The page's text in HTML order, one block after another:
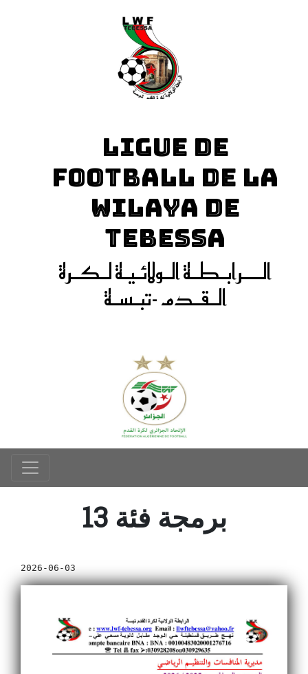
LIGUE DE
FOOTBALL DE LA
WILAYA DE
TEBESSA
الـــرابـطـة الـولائـيـة لـكـرة
الـقـدم -تبـسـة
برمجة فئة 13
2026-06-03